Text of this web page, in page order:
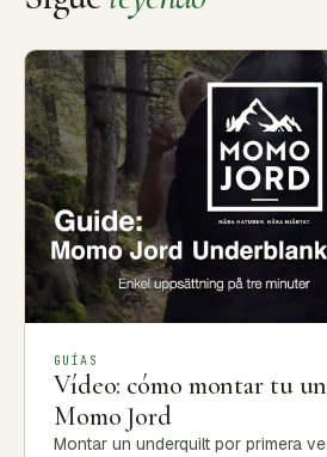
GUÍAS
Vídeo: cómo montar tu
Momo Jord
Montar un underquilt por primera